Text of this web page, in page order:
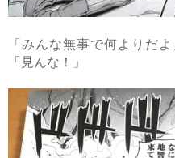
「みんな無事で何よりだ
「見んな！」